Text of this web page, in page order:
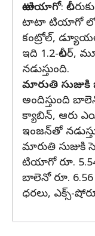
టాటా టియాగో:
టాటా టియాగో
కంట్రోల్,
ఇది 1.2-లీటర్,
నడుస్తుంది.
మారుతి
అందిస్తుంది
క్యాబిన్, ఆరు
ఇంజన్‌తో
మారుతి సుజుకి
టియాగో రూ. 5.54
బాలెనో రూ. 6.56
ధరలు, ఎక్స్-